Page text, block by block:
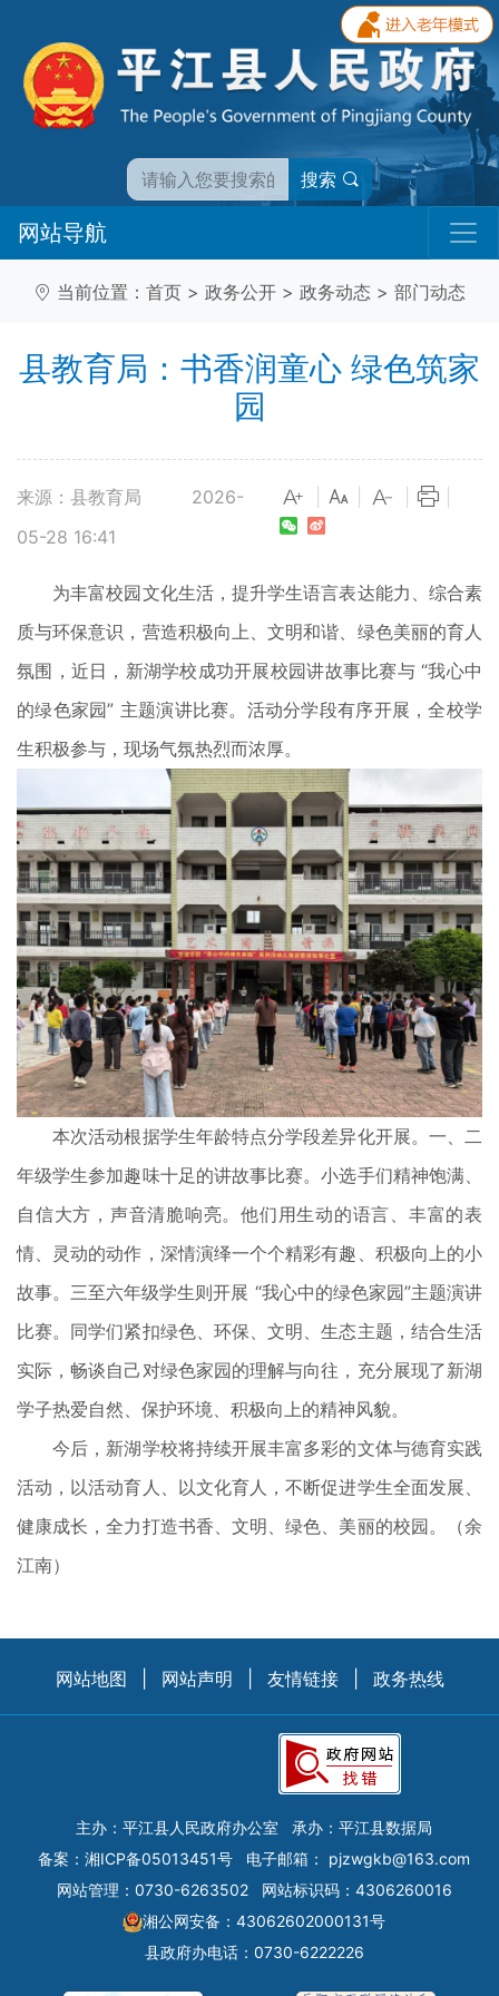
搜索
网站导航
当前位置： 首页 > 政务公开 > 政务动态 > 部门动态
县教育局：书香润童心 绿色筑家
园
来源：县教育局
2026-
05-28 16:41
为丰富校园文化生活，提升学生语言表达能力、综合素
质与环保意识，营造积极向上、文明和谐、绿色美丽的育人
氛围，近日，新湖学校成功开展校园讲故事比赛与 “我心中
的绿色家园” 主题演讲比赛。活动分学段有序开展，全校学
生积极参与，现场气氛热烈而浓厚。
本次活动根据学生年龄特点分学段差异化开展。一、二
年级学生参加趣味十足的讲故事比赛。小选手们精神饱满、
自信大方，声音清脆响亮。他们用生动的语言、丰富的表
情、灵动的动作，深情演绎一个个精彩有趣、积极向上的小
故事。三至六年级学生则开展 “我心中的绿色家园”主题演讲
比赛。同学们紧扣绿色、环保、文明、生态主题，结合生活
实际，畅谈自己对绿色家园的理解与向往，充分展现了新湖
学子热爱自然、保护环境、积极向上的精神风貌。
今后，新湖学校将持续开展丰富多彩的文体与德育实践
活动，以活动育人、以文化育人，不断促进学生全面发展、
健康成长，全力打造书香、文明、绿色、美丽的校园。（余
江南）
网站地图 网站声明 友情链接 政务热线
主办：平江县人民政府办公室
承办：平江县数据局
备案： 湘ICP备05013451号 电子邮箱： pjzwgkb@163.com
网站管理：0730-6263502
网站标识码：4306260016
湘公网安备：43062602000131号
县政府办电话：0730-6222226